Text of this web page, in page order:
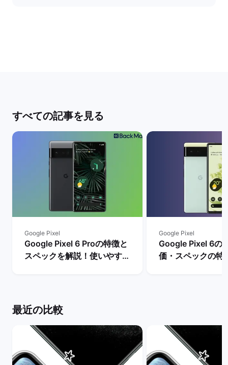
すべての記事を見る
Google Pixel
Google Pixel 6 Proの特徴と
スペックを解説！使いやすさ
Google Pixel
Google Pixel 6の
価・スペックの特
最近の比較